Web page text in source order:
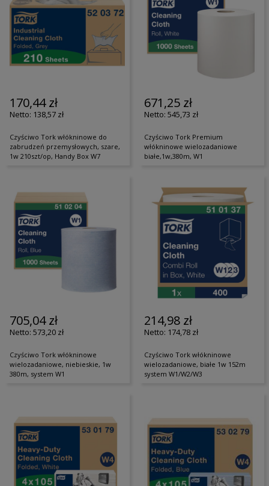
170,44 zł
138,57 zł
Czyściwo Tork włókninowe do
zabrudzeń przemysłowych, szare,
1w 210szt/op, Handy Box W7
671,25 zł
545,73 zł
Czyściwo Tork Premium
włókninowe wielozadaniowe
białe,1w,380m, W1
705,04 zł
573,20 zł
Czyściwo Tork włókninowe
wielozadaniowe, niebieskie, 1w
380m, system W1
214,98 zł
174,78 zł
Czyściwo Tork włókninowe
wielozadaniowe, białe 1w 152m
system W1/W2/W3